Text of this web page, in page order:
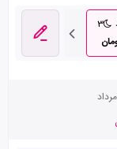
3
سه شنبه 27 مرداد
26,840,000 تومان